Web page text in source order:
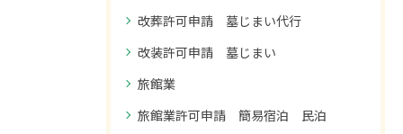
改葬許可申請 墓じまい代行
改装許可申請 墓じまい
旅館業
旅館業許可申請 簡易宿泊 民泊